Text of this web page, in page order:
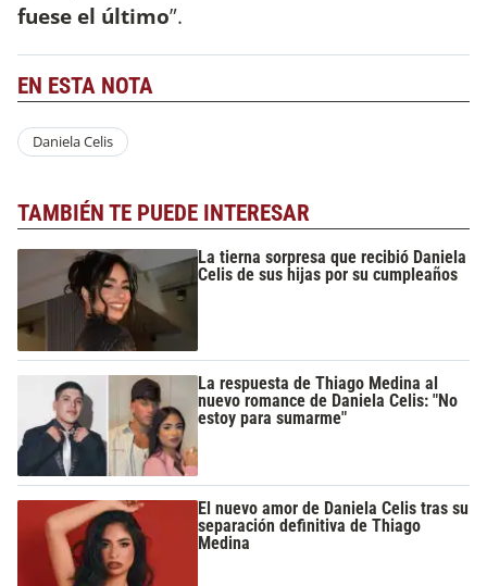
fuese el último”.
EN ESTA NOTA
Daniela Celis
TAMBIÉN TE PUEDE INTERESAR
La tierna sorpresa que recibió Daniela
Celis de sus hijas por su cumpleaños
La respuesta de Thiago Medina al
nuevo romance de Daniela Celis: "No
estoy para sumarme"
El nuevo amor de Daniela Celis tras su
separación definitiva de Thiago
Medina